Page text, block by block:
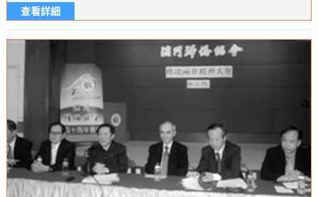
查看詳細